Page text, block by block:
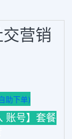
营销
助下单)
账号】套餐